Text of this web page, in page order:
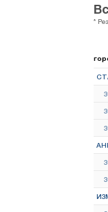
*